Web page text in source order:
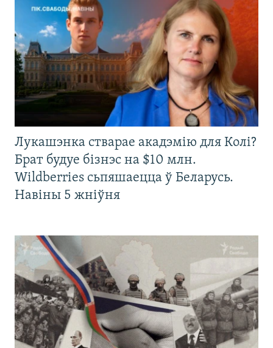
Лукашэнка стварае акадэмію для Колі?
Брат будуе бізнэс на $10 млн.
Wildberries сьпяшаецца ў Беларусь.
Навіны 5 жніўня